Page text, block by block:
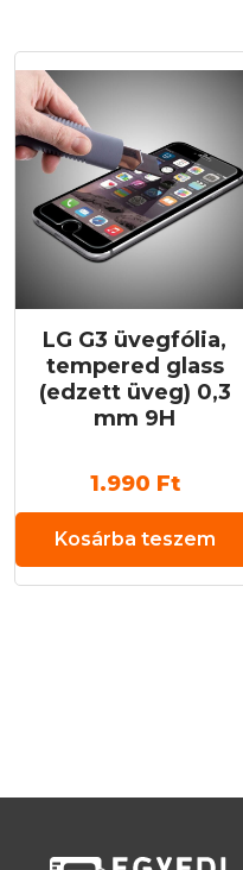
LG G3 üvegfólia,
tempered glass
(edzett üveg) 0,3
mm 9H
1.990 Ft
Kosárba teszem